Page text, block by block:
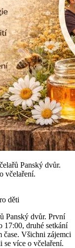
Panský dvůr.
včelaření.
děti
Panský dvůr. První
17:00, druhé setkání
čase. Všichni zájemci
se více o včelaření.